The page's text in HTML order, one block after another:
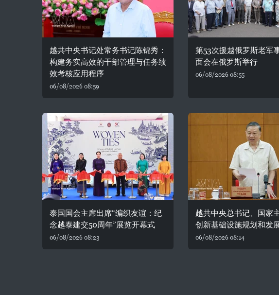
越共中央书记处常务书记陈锦秀：
构建务实高效的干部管理与任务绩
效考核应用程序
06/08/2026 08:59
第53次援越俄罗斯老军
面会在俄罗斯举行
06/08/2026 08:55
泰国国会主席出席“编织友谊：纪
念越泰建交50周年”展览开幕式
06/08/2026 08:23
越共中央总书记、国家
创新基础设施规划和发
06/08/2026 08:14